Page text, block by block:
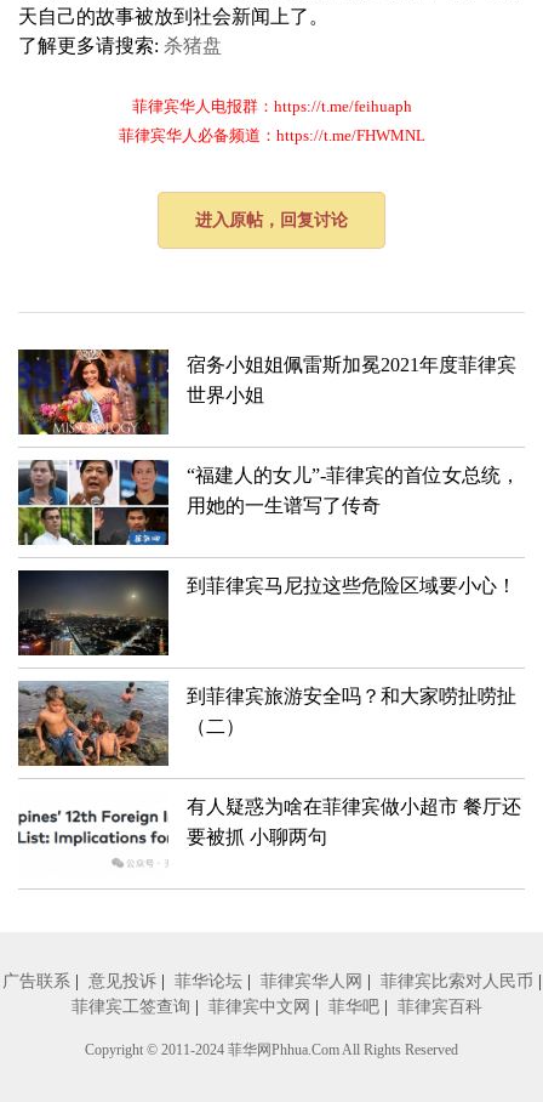
天自己的故事被放到社会新闻上了。
了解更多请搜索: 杀猪盘
菲律宾华人电报群：https://t.me/feihuaph
菲律宾华人必备频道：https://t.me/FHWMNL
进入原帖，回复讨论
宿务小姐姐佩雷斯加冕2021年度菲律宾
世界小姐
“福建人的女儿”-菲律宾的首位女总统，
用她的一生谱写了传奇
到菲律宾马尼拉这些危险区域要小心！
到菲律宾旅游安全吗？和大家唠扯唠扯
（二）
有人疑惑为啥在菲律宾做小超市 餐厅还
要被抓 小聊两句
广告联系 意见投诉 菲华论坛 菲律宾华人网 菲律宾比索对人民币
菲律宾工签查询
菲律宾中文网 菲华吧 菲律宾百科
Copyright © 2011-2024 菲华网Phhua.Com All Rights Reserved